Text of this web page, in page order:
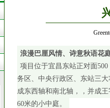
浪漫巴厘风情、诗意秋语花
项目位于宜昌东站正对面
务区、中央行政区、东站三
成东西轴和南北轴，，并成
60米的小中庭。